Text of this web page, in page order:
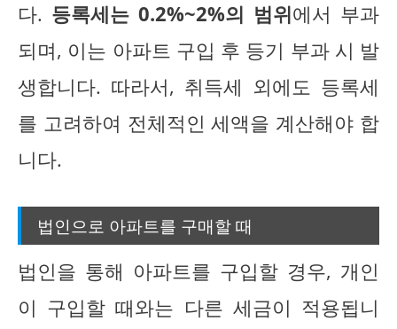
다. 등록세는 0.2%~2%의 범위에서 부과
되며, 이는 아파트 구입 후 등기 부과 시 발
생합니다. 따라서, 취득세 외에도 등록세
를 고려하여 전체적인 세액을 계산해야 합
니다.
법인으로 아파트를 구매할 때
법인을 통해 아파트를 구입할 경우, 개인
이 구입할 때와는 다른 세금이 적용됩니